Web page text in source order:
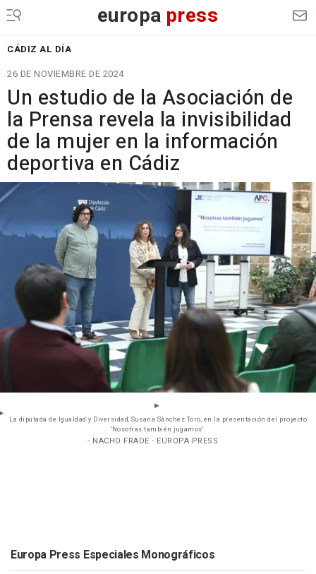
europa press
CÁDIZ AL DÍA
26 DE NOVIEMBRE DE 2024
Un estudio de la Asociación de
la Prensa revela la invisibilidad
de la mujer en la información
deportiva en Cádiz
La diputada de Igualdad y Diversidad, Susana Sánchez Toro, en la presentación del proyecto
'Nosotras también jugamos'.
- NACHO FRADE - EUROPA PRESS
Europa Press Especiales Monográficos